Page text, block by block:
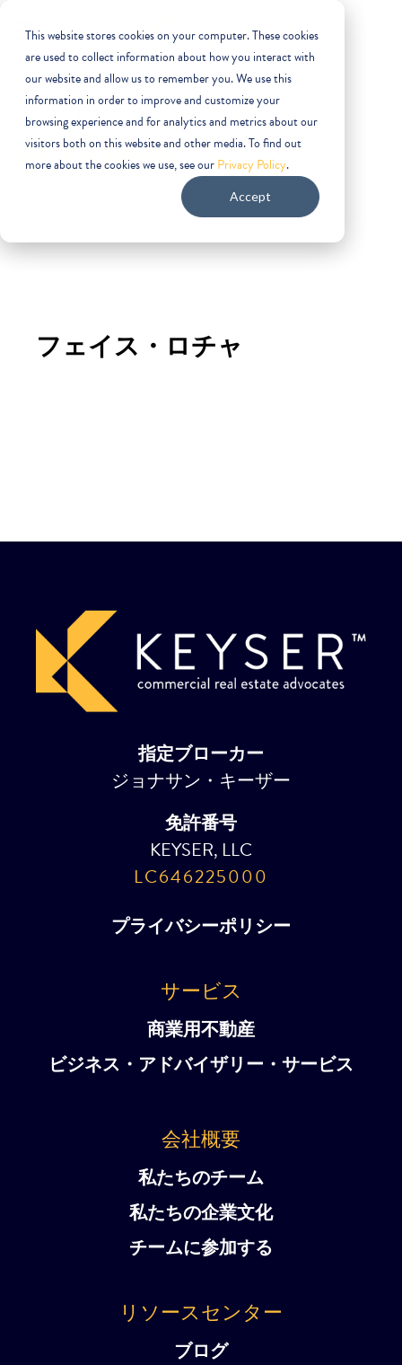
This website stores cookies on your computer. These cookies
are used to collect information about how you interact with
our website and allow us to remember you. We use this
information in order to improve and customize your
browsing experience and for analytics and metrics about our
visitors both on this website and other media. To find out
more about the cookies we use, see ourPrivacy Policy.
Accept
フォローする
Facebook Twitter LinkedInイ
ン
ラ
フェイス・ロチャ
指定ブローカー
ジョナサン・キーザー
免許番号
KEYSER, LLC
LC646225000
プライバシーポリシー
サービス
商業用不動産
ビジネス・アドバイザリー・サービス
会社概要
私たちのチーム
私たちの企業文化
チームに参加する
リソースセンター
ブログ